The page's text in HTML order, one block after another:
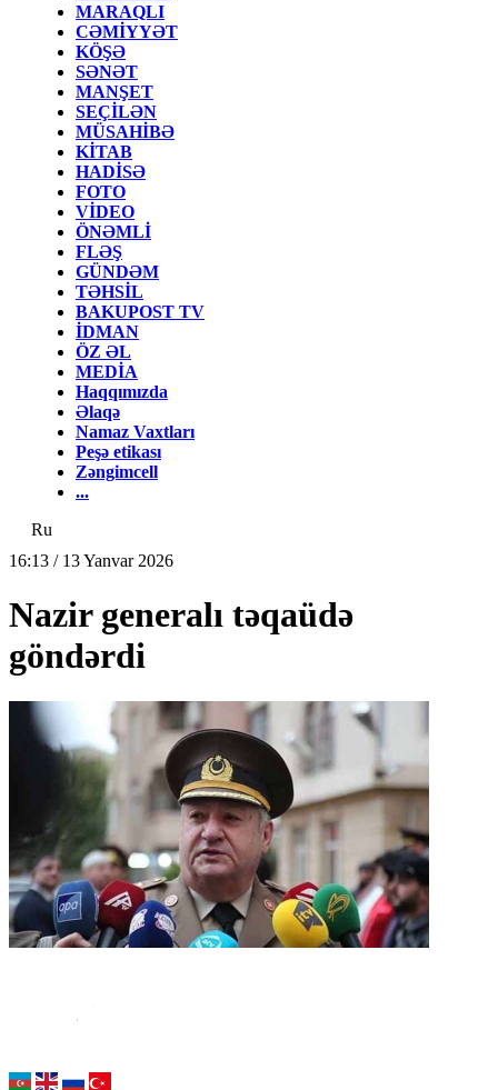
MARAQLI
CƏMİYYƏT
KÖŞƏ
SƏNƏT
MANŞET
SEÇİLƏN
MÜSAHİBƏ
KİTAB
HADİSƏ
FOTO
VİDEO
ÖNƏMLİ
FLƏŞ
GÜNDƏM
TƏHSİL
BAKUPOST TV
İDMAN
ÖZ ƏL
MEDİA
Haqqımızda
Əlaqə
Namaz Vaxtları
Peşə etikası
Zəngimcell
...
Ru
16:13 / 13 Yanvar 2026
Nazir generalı təqaüdə
göndərdi